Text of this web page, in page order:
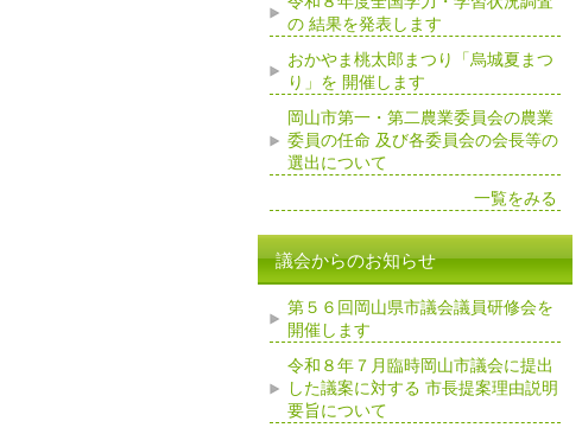
の 結果を発表します
おかやま桃太郎まつり「烏城夏まつ
り」を 開催します
岡山市第一・第二農業委員会の農業
委員の任命 及び各委員会の会長等の
選出について
一覧をみる
議会からのお知らせ
第５６回岡山県市議会議員研修会を
開催します
令和８年７月臨時岡山市議会に提出
した議案に対する 市長提案理由説明
要旨について